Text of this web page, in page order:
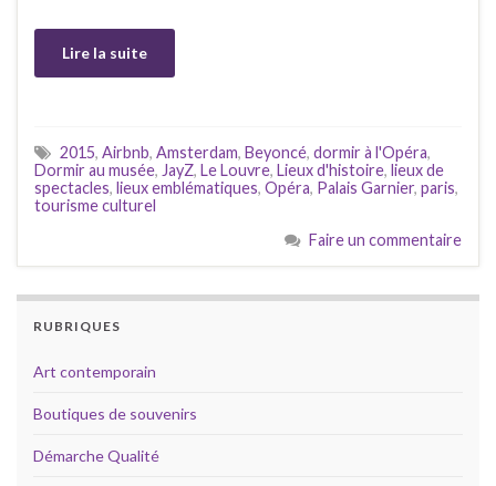
Lire la suite
2015, Airbnb, Amsterdam, Beyoncé, dormir à l'Opéra,
Dormir au musée, JayZ, Le Louvre, Lieux d'histoire, lieux de
spectacles, lieux emblématiques, Opéra, Palais Garnier, paris,
tourisme culturel
Faire un commentaire
RUBRIQUES
Art contemporain
Boutiques de souvenirs
Démarche Qualité